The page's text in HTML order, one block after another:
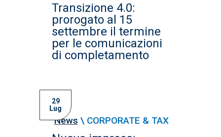
Transizione 4.0:
prorogato al 15
settembre il termine
per le comunicazioni
di completamento
29
Lug
News \ CORPORATE & TAX